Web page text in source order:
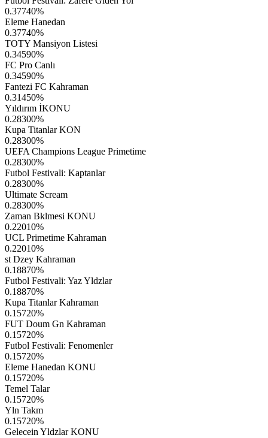
0.37740%
Eleme Hanedan
0.37740%
TOTY Mansiyon Listesi
0.34590%
FC Pro Canlı
0.34590%
Fantezi FC Kahraman
0.31450%
Yıldırım İKONU
0.28300%
Kupa Titanlar KON
0.28300%
UEFA Champions League Primetime
0.28300%
Futbol Festivali: Kaptanlar
0.28300%
Ultimate Scream
0.28300%
Zaman Bklmesi KONU
0.22010%
UCL Primetime Kahraman
0.22010%
st Dzey Kahraman
0.18870%
Futbol Festivali: Yaz Yldzlar
0.18870%
Kupa Titanlar Kahraman
0.15720%
FUT Doum Gn Kahraman
0.15720%
Futbol Festivali: Fenomenler
0.15720%
Eleme Hanedan KONU
0.15720%
Temel Talar
0.15720%
Yln Takm
0.15720%
Gelecein Yldzlar KONU